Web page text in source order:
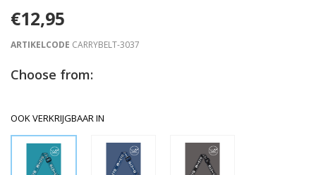
€12,95
ARTIKELCODE CARRYBELT-3037
Choose from:
OOK VERKRIJGBAAR IN